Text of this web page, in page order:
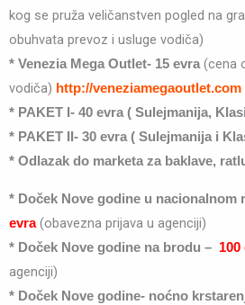
kog se pruža veličanstven pogled na
obuhvata prevoz i usluge vodiča)
* Venezia Mega Outlet- 15 evra (cena
vodiča) http://veneziamegaoutlet.com
* PAKET I- 40 evra ( Sulejmanija,
* PAKET II- 30 evra ( Sulejmanija i
* Odlazak do marketa za baklave,
* Doček Nove godine u nacionalnom
evra(obavezna prijava u agenciji)
* Doček Nove godine na brodu – 100
agenciji)
* Doček Nove godine- noćno